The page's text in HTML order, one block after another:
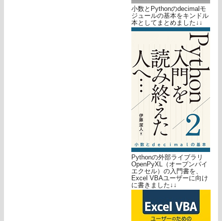
小数とPythonのdecimalモ
ジュールの基本をキンドル
本としてまとめました↓↓
Pythonの外部ライブラリ
OpenPyXL（オープンパイ
エクセル）の入門書を、
Excel VBAユーザーに向け
に書きました↓↓